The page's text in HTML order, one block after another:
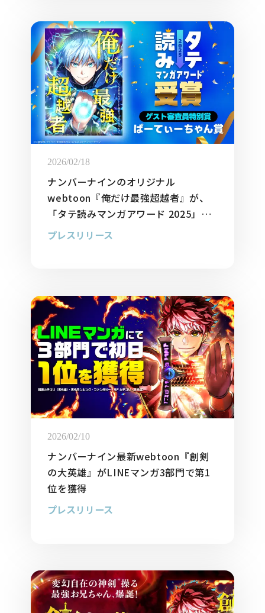
2026/02/18
ナンバーナインのオリジナル
webtoon『俺だけ最強超越者』が、
「タテ読みマンガアワード 2025」に
てゲスト審査員特別賞（ぱーてぃーち
プレスリリース
2026/02/10
ナンバーナイン最新webtoon『創剣
の大英雄』がLINEマンガ3部門で第1
位を獲得
プレスリリース